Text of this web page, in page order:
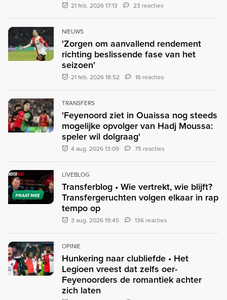
21 feb. 2026 17:13 23 reacties
NIEUWS
'Zorgen om aanvallend rendement
richting beslissende fase van het
seizoen'
21 feb. 2026 18:52 16 reacties
TRANSFERS
'Feyenoord ziet in Ouaissa nog steeds
mogelijke opvolger van Hadj Moussa:
speler wil dolgraag'
4 aug. 2026 13:09 75 reacties
PRAAT MEE
LIVEBLOG
Transferblog • Wie vertrekt, wie blijft?
Transfergeruchten volgen elkaar in rap
tempo op
3 aug. 2026 19:45 136 reacties
OPINIE
Hunkering naar clubliefde • Het
Legioen vreest dat zelfs oer-
Feyenoorders de romantiek achter
zich laten